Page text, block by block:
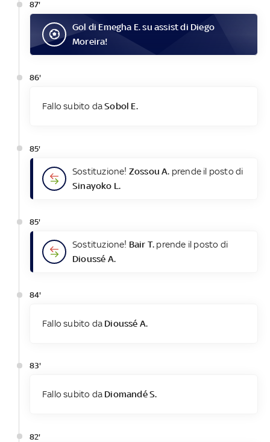
87'
Gol di Emegha E.su assist di Diego
Moreira!
86'
Fallo subito daSobol E.
85'
Sostituzione! Zossou A. prende il posto di
Sinayoko L.
85'
Sostituzione! Bair T. prende il posto di
Dioussé A.
84'
Fallo subito da Dioussé A.
83'
Fallo subito da Diomandé S.
82'